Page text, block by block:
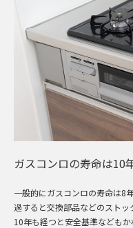
ガスコンロの寿命は10
一般的にガスコンロの寿命は8
過すると交換部品などのストッ
10年も経つと安全基準なども